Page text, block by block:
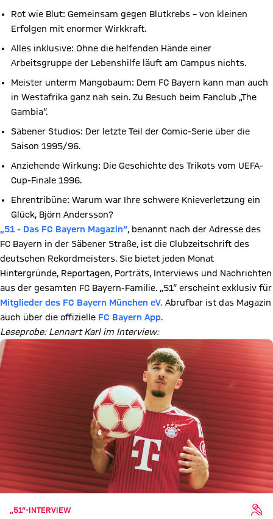
Rot wie Blut: Gemeinsam gegen Blutkrebs – von kleinen
Erfolgen mit enormer Wirkkraft.
Alles inklusive: Ohne die helfenden Hände einer
Arbeitsgruppe der Lebenshilfe läuft am Campus nichts.
Meister unterm Mangobaum: Dem FC Bayern kann man auch
in Westafrika ganz nah sein. Zu Besuch beim Fanclub „The
Gambia“.
Säbener Studios: Der letzte Teil der Comic-Serie über die
Saison 1995/96.
Anziehende Wirkung: Die Geschichte des Trikots vom UEFA-
Cup-Finale 1996.
Ehrentribüne: Warum war Ihre schwere Knieverletzung ein
Glück, Björn Andersson?
„51 - Das FC Bayern Magazin“, benannt nach der Adresse des
FC Bayern in der Säbener Straße, ist die Clubzeitschrift des
deutschen Rekordmeisters. Sie bietet jeden Monat
Hintergründe, Reportagen, Porträts, Interviews und Nachrichten
aus der gesamten FC Bayern-Familie. „51“ erscheint exklusiv für
Mitglieder des FC Bayern München eV. Abrufbar ist das Magazin
auch über die offizielle FC Bayern App.
Leseprobe: Lennart Karl im Interview:
„51“-INTERVIEW